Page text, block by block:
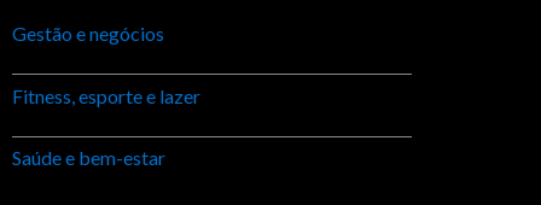
Gestão e negócios
Fitness, esporte e lazer
Saúde e bem-estar